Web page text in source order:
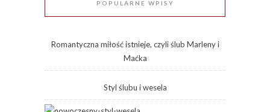
POPULARNE WPISY
Romantyczna miłość istnieje, czyli ślub Marleny i
Maćka
Styl ślubu i wesela